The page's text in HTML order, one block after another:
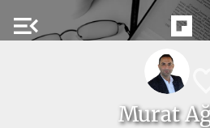
menu_open
Murat